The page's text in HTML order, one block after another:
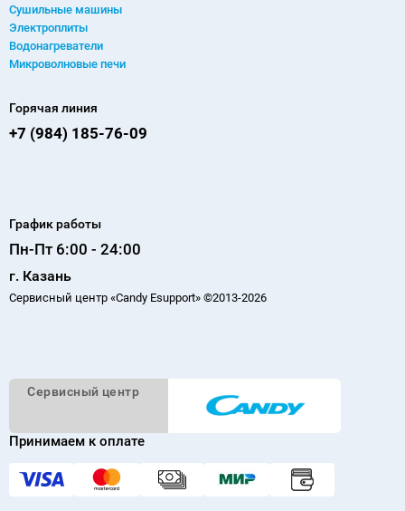
Сушильные машины
Электроплиты
Водонагреватели
Микроволновые печи
Горячая линия
+7 (984) 185-76-09
График работы
Пн-Пт 6:00 - 24:00
г. Казань
Сервисный центр «Candy Esupport» ©2013-2026
Cервисный центр
Принимаем к оплате